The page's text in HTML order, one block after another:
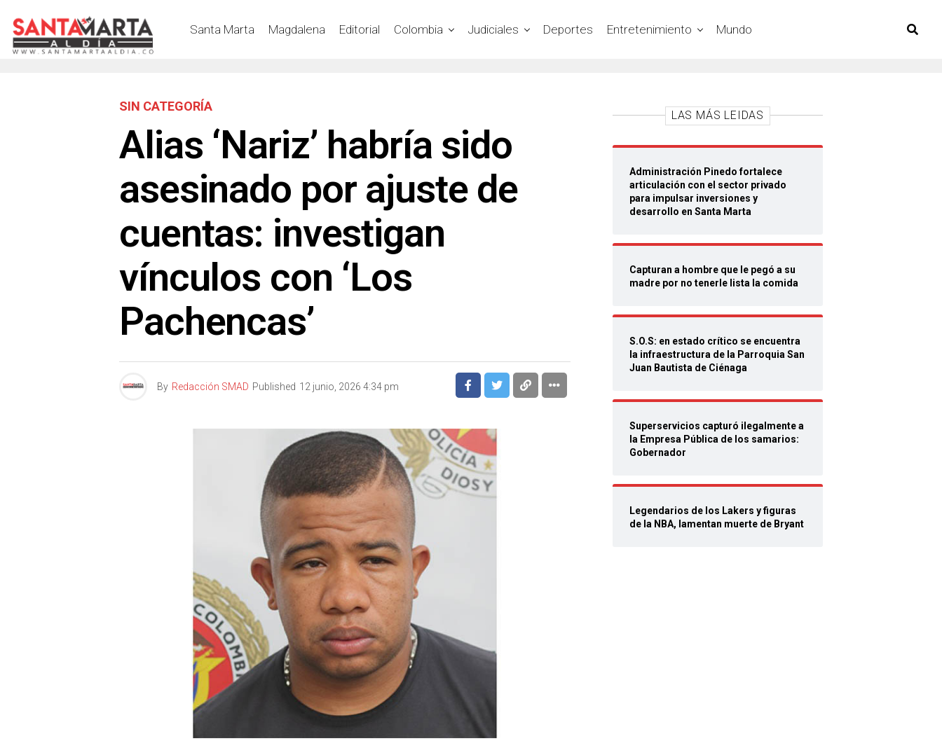
Santa Marta Magdalena Editorial Colombia Judiciales Deportes Entretenimiento Mundo
SIN CATEGORÍA
Alias ‘Nariz’ habría sido
asesinado por ajuste de
cuentas: investigan
vínculos con ‘Los
Pachencas’
By Redacción SMAD Published 12 junio, 2026 4:34 pm
LAS MÁS LEIDAS
Administración Pinedo fortalece
articulación con el sector privado
para impulsar inversiones y
desarrollo en Santa Marta
Capturan a hombre que le pegó a su
madre por no tenerle lista la comida
S.O.S: en estado crítico se encuentra
la infraestructura de la Parroquia San
Juan Bautista de Ciénaga
Superservicios capturó ilegalmente a
la Empresa Pública de los samarios:
Gobernador
Legendarios de los Lakers y figuras
de la NBA, lamentan muerte de Bryant